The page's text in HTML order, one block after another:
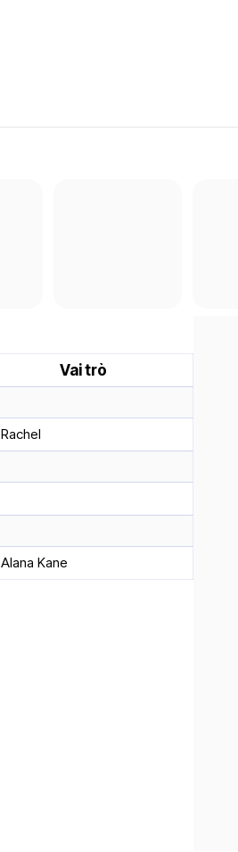
Vai trò
Rachel
Alana Kane